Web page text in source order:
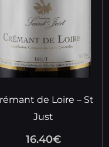
de Loire – St
Just
16.40€